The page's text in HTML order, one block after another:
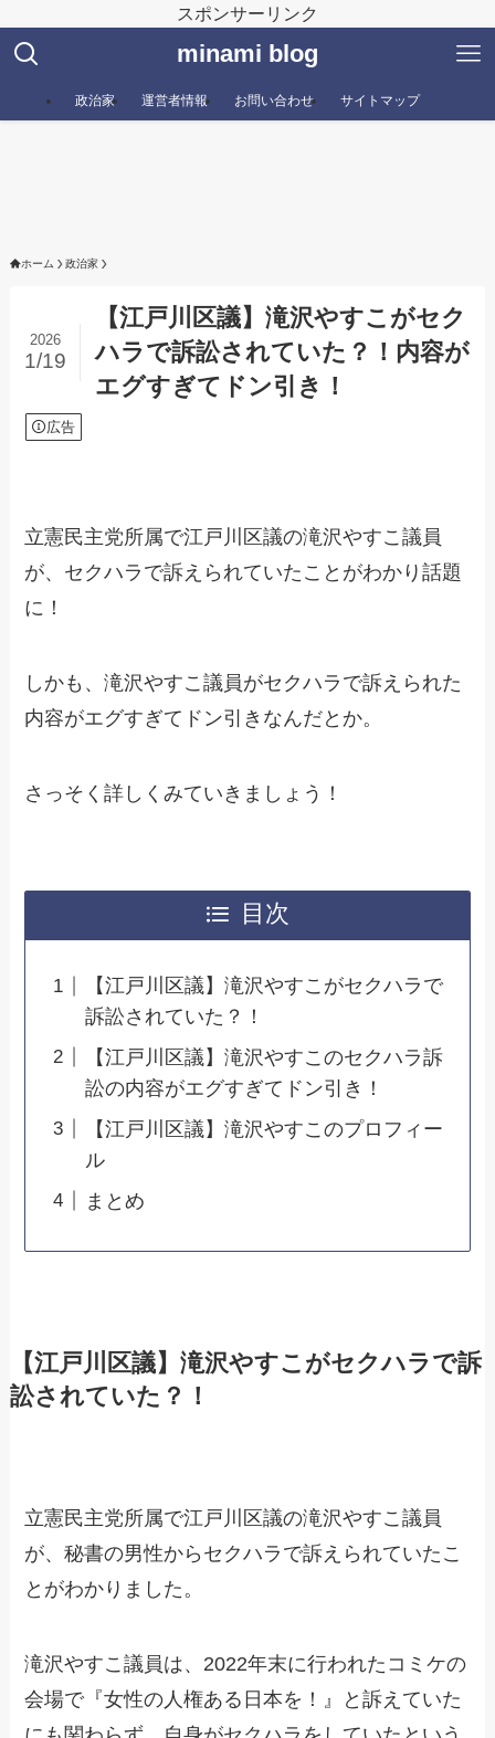
スポンサーリンク
minami blog
政治家 運営者情報 お問い合わせ サイトマップ
ホーム 政治家
【江戸川区議】滝沢やすこがセク
ハラで訴訟されていた？！内容が
エグすぎてドン引き！
2026
1/19
広告
立憲民主党所属で江戸川区議の滝沢やすこ議員
が、セクハラで訴えられていたことがわかり話題
に！
しかも、滝沢やすこ議員がセクハラで訴えられた
内容がエグすぎてドン引きなんだとか。
さっそく詳しくみていきましょう！
目次
【江戸川区議】滝沢やすこがセクハラで
訴訟されていた？！
【江戸川区議】滝沢やすこのセクハラ訴
訟の内容がエグすぎてドン引き！
【江戸川区議】滝沢やすこのプロフィー
ル
まとめ
【江戸川区議】滝沢やすこがセクハラで訴
訟されていた？！
立憲民主党所属で江戸川区議の滝沢やすこ議員
が、秘書の男性からセクハラで訴えられていたこ
とがわかりました。
滝沢やすこ議員は、2022年末に行われたコミケの
会場で『女性の人権ある日本を！』と訴えていた